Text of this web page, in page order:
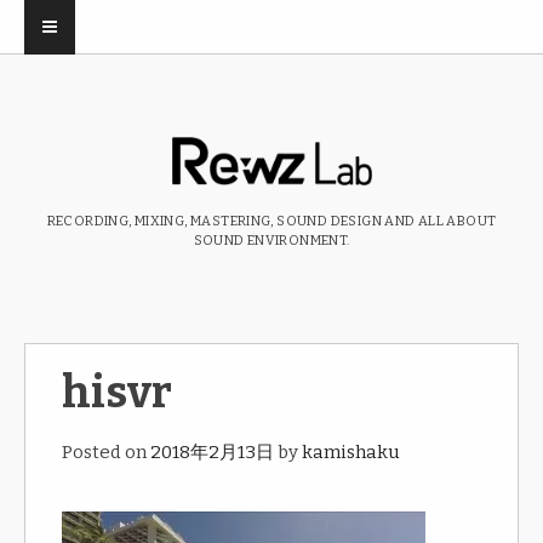
RECORDING, MIXING, MASTERING, SOUND DESIGN AND ALL ABOUT
SOUND ENVIRONMENT.
hisvr
Posted on2018年2月13日 bykamishaku